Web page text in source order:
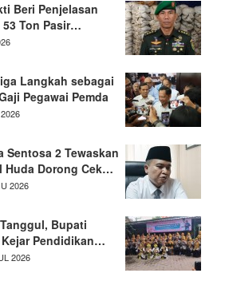
Beri Penjelasan
53 Ton Pasir…
Langkah sebagai
Pegawai Pemda
Sentosa 2 Tewaskan
Huda Dorong Cek…
2026
Bupati
Pendidikan…
2026